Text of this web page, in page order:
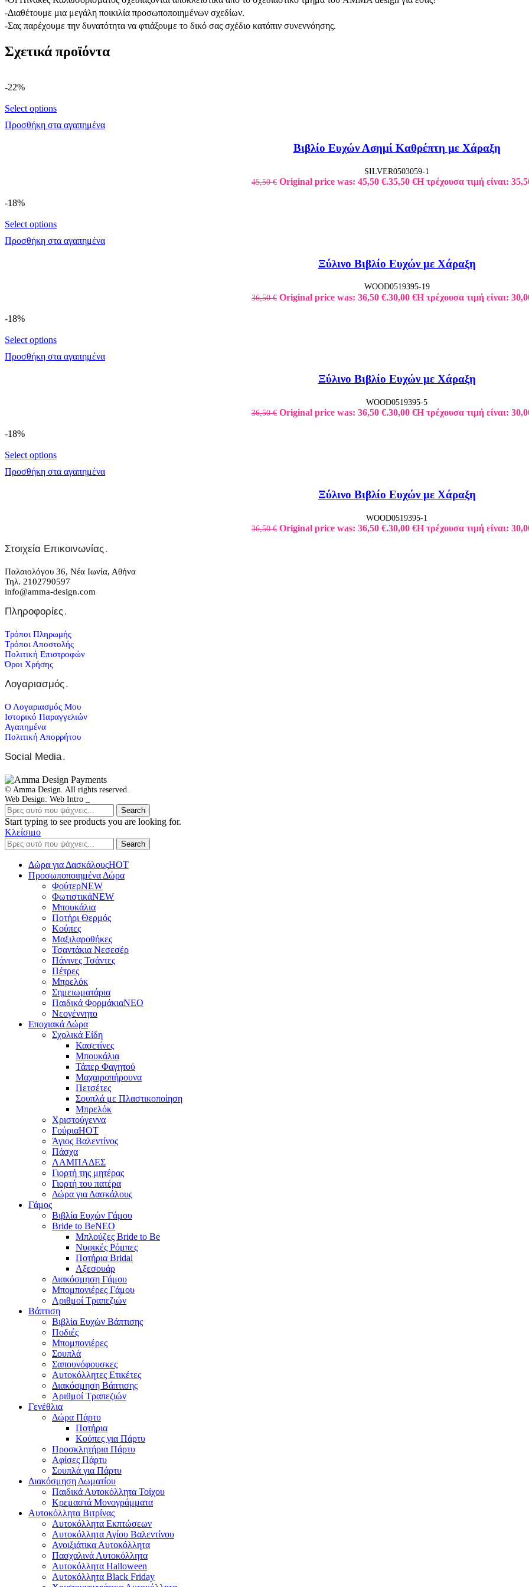
-Διαθέτουμε μια μεγάλη ποικιλία προσωποποιημένων σχεδίων.
-Σας παρέχουμε την δυνατότητα να φτιάξουμε το δικό σας σχέδιο κατόπιν συνεννόησης.
Σχετικά προϊόντα
-22%
Select options
Προσθήκη στα αγαπημένα
Βιβλίο Ευχών Ασημί Καθρέπτη με Χάραξη
SILVER0503059-1
45,50€ Original price was: 45,50 €.35,50 €Η τρέχουσα τιμή είναι:
-18%
Select options
Προσθήκη στα αγαπημένα
Ξύλινο Βιβλίο Ευχών με Χάραξη
WOOD0519395-19
36,50€ Original price was: 36,50 €.30,00 €Η τρέχουσα τιμή είναι:
-18%
Select options
Προσθήκη στα αγαπημένα
Ξύλινο Βιβλίο Ευχών με Χάραξη
WOOD0519395-5
36,50€ Original price was: 36,50 €.30,00 €Η τρέχουσα τιμή είναι:
-18%
Select options
Προσθήκη στα αγαπημένα
Ξύλινο Βιβλίο Ευχών με Χάραξη
WOOD0519395-1
36,50€ Original price was: 36,50 €.30,00 €Η τρέχουσα τιμή είναι:
Στοιχεία Επικοινωνίας.
Παλαιολόγου 36, Νέα Ιωνία, Αθήνα
Τηλ. 2102790597
info@amma-design.com
Πληροφορίες.
Τρόποι Πληρωμής
Τρόποι Αποστολής
Πολιτική Επιστροφών
Όροι Χρήσης
Λογαριασμός.
Ο Λογαριασμός Μου
Ιστορικό Παραγγελιών
Αγαπημένα
Πολιτική Απορρήτου
Social Media.
© Amma Design. All rights reserved.
Web Design: Web Intro _
Search
Start typing to see products you are looking for.
Κλείσιμο
Search
Δώρα για ΔασκάλουςHOT
Προσωποποιημένα Δώρα
ΦούτερNEW
ΦωτιστικάNEW
Μπουκάλια
Ποτήρι Θερμός
Κούπες
Μαξιλαροθήκες
Τσαντάκια Νεσεσέρ
Πάνινες Τσάντες
Πέτρες
Μπρελόκ
Σημειωματάρια
Παιδικά ΦορμάκιαNEO
Νεογέννητο
Εποχιακά Δώρα
Σχολικά Είδη
Κασετίνες
Μπουκάλια
Τάπερ Φαγητού
Μαχαιροπήρουνα
Πετσέτες
Σουπλά με Πλαστικοποίηση
Μπρελόκ
Χριστούγεννα
ΓούριαHOT
Άγιος Βαλεντίνος
Πάσχα
ΛΑΜΠΑΔΕΣ
Γιορτή της μητέρας
Γιορτή του πατέρα
Δώρα για Δασκάλους
Γάμος
Βιβλία Ευχών Γάμου
Bride to BeNEO
Μπλούζες Bride to Be
Νυφικές Ρόμπες
Ποτήρια Bridal
Αξεσουάρ
Διακόσμηση Γάμου
Μπομπονιέρες Γάμου
Αριθμοί Τραπεζιών
Βάπτιση
Βιβλία Ευχών Βάπτισης
Ποδιές
Μπομπονιέρες
Σουπλά
Σαπουνόφουσκες
Αυτοκόλλητες Ετικέτες
Διακόσμηση Βάπτισης
Αριθμοί Τραπεζιών
Γενέθλια
Δώρα Πάρτυ
Ποτήρια
Κούπες για Πάρτυ
Προσκλητήρια Πάρτυ
Αφίσες Πάρτυ
Σουπλά για Πάρτυ
Διακόσμηση Δωματίου
Παιδικά Αυτοκόλλητα Τοίχου
Κρεμαστά Μονογράμματα
Αυτοκόλλητα Βιτρίνας
Αυτοκόλλητα Εκπτώσεων
Αυτοκόλλητα Αγίου Βαλεντίνου
Ανοιξιάτικα Αυτοκόλλητα
Πασχαλινά Αυτοκόλλητα
Αυτοκόλλητα Halloween
Αυτοκόλλητα Black Friday